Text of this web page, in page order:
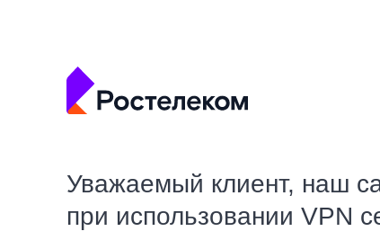
Уважаемый клиент, наш
при использовании VPN